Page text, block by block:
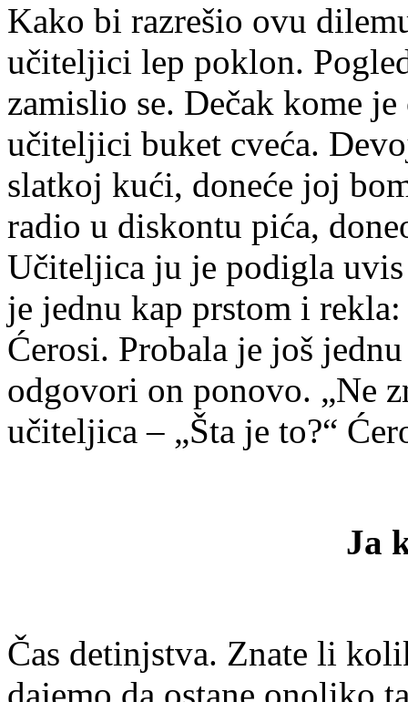
Kako bi razrešio ovu
učiteljici lep poklon.
zamislio se. Dečak kome
učiteljici buket cveća.
slatkoj kući, doneće joj
radio u diskontu pića,
Učiteljica ju je podigla
je jednu kap prstom i
Ćerosi. Probala je još
odgovori on ponovo. „Ne
učiteljica – „Šta je to?“
Ja
Čas detinjstva. Znate li